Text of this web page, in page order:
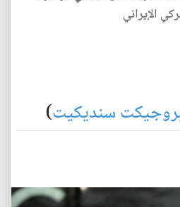
الإيراني
سنديكيت)